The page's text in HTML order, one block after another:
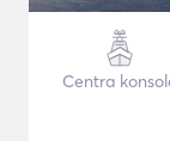
Centra